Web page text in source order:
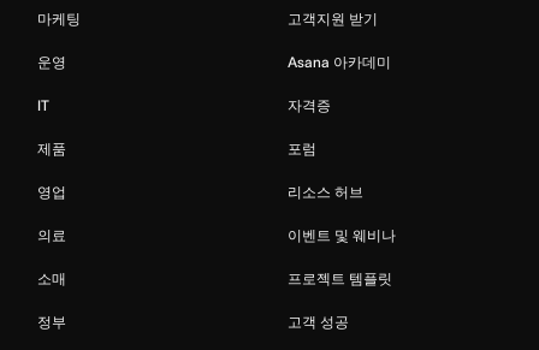
마케팅
운영
IT
제품
영업
의료
소매
정부
고객지원 받기
Asana 아카데미
자격증
포럼
리소스 허브
이벤트 및 웨비나
프로젝트 템플릿
고객 성공